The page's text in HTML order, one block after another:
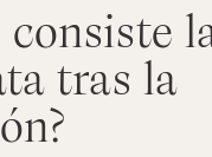
consiste
tras la